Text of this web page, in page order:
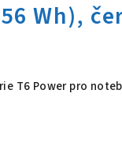
T6 Power pro